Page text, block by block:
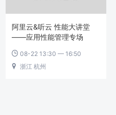
阿里云&听云 性能大讲堂
——应用性能管理专场
 08-22 13:30 — 16:50
 浙江 杭州